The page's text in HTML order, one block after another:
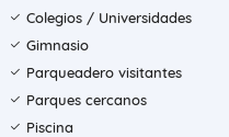
Colegios / Universidades
Gimnasio
Parqueadero visitantes
Parques cercanos
Piscina